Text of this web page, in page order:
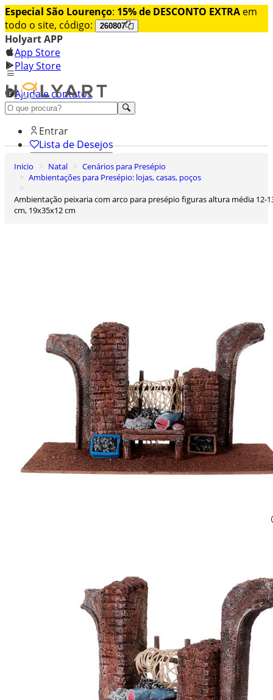
Especial São Lourenço: 15% de DESCONTO EXTRA em
todo o site, código:
260807
Holyart APP
App Store
Play Store
Ajuda e contatos
Conheça premium
Entrar
Lista de Desejos
Carrinho de Compras
Inicio Natal
Cenários para Presépio
Ambientações para Presépio: lojas, casas, poços
Ambientação peixaria com arco para presépio figuras altura média 12-13
cm, 19x35x12 cm